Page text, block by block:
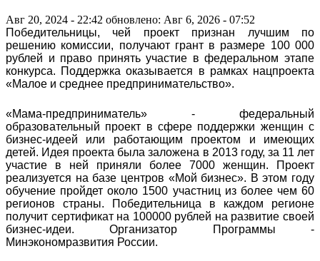
Авг 20, 2024 - 22:42 обновлено: Авг 6, 2026 - 07:52
Победительницы, чей проект признан лучшим по
решению комиссии, получают грант в размере 100 000
рублей и право принять участие в федеральном этапе
конкурса. Поддержка оказывается в рамках нацпроекта
«Малое и среднее предпринимательство».
«Мама-предприниматель» - федеральный
образовательный проект в сфере поддержки женщин с
бизнес-идеей или работающим проектом и имеющих
детей. Идея проекта была заложена в 2013 году, за 11 лет
участие в ней приняли более 7000 женщин. Проект
реализуется на базе центров «Мой бизнес». В этом году
обучение пройдет около 1500 участниц из более чем 60
регионов страны. Победительница в каждом регионе
получит сертификат на 100000 рублей на развитие своей
бизнес-идеи. Организатор Программы -
Минэкономразвития России.